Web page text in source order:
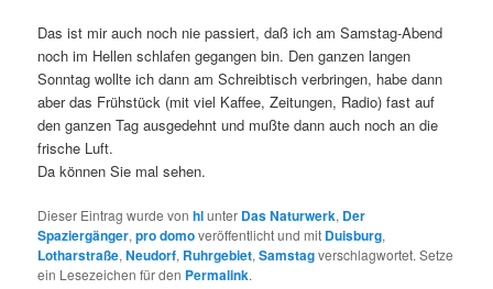
Das ist mir auch noch nie passiert, daß ich am Samstag-Abend
noch im Hellen schlafen gegangen bin. Den ganzen langen
Sonntag wollte ich dann am Schreibtisch verbringen, habe dann
aber das Frühstück (mit viel Kaffee, Zeitungen, Radio) fast auf
den ganzen Tag ausgedehnt und mußte dann auch noch an die
frische Luft.
Da können Sie mal sehen.
Dieser Eintrag wurde vonhlunter Das Naturwerk, Der
Spaziergänger,pro domoveröffentlicht und mit Duisburg,
Lotharstraße,Neudorf, Ruhrgebiet,Samstagverschlagwortet. Setze
ein Lesezeichen für den Permalink.